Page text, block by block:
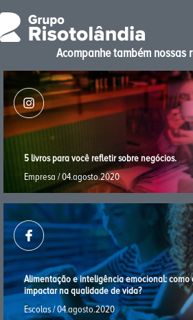
Acompanhe também nossas
5 livros para você reﬂetir sobre negócios.
Empresa / 04.agosto.2020
Alimentação e inteligência emocional: como
impactar na qualidade de vida?
Escolas / 04.agosto.2020